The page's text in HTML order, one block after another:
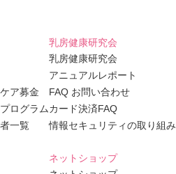
ア募金
ログラム
一覧
乳房健康研究会
乳房健康研究会
アニュアルレポート
FAQ お問い合わせ
カード決済FAQ
情報セキュリティの取り組み
ネットショップ